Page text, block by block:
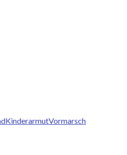
KinderarmutVormarsch